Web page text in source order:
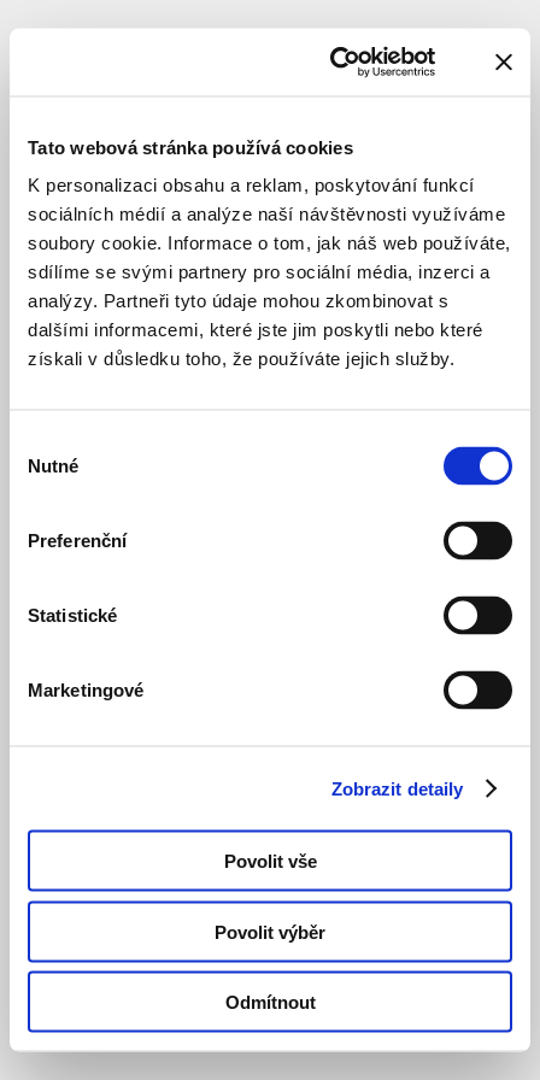
Tato webová stránka používá cookies
K personalizaci obsahu a reklam, poskytování funkcí
sociálních médií a analýze naší návštěvnosti využíváme
soubory cookie. Informace o tom, jak náš web používáte,
sdílíme se svými partnery pro sociální média, inzerci a
analýzy. Partneři tyto údaje mohou zkombinovat s
dalšími informacemi, které jste jim poskytli nebo které
získali v důsledku toho, že používáte jejich služby.
souhlasu
Nutné
Preferenční
Statistické
Marketingové
Zobrazit detaily
Povolit vše
Povolit výběr
Odmítnout
SUBJECT
I
s.r.o.
investor
10 months ago
Rodinné
domy